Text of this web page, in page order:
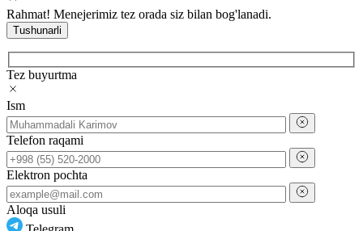
Rahmat! Menejerimiz tez orada siz bilan bog'lanadi.
Tushunarli
Tez buyurtma
Ism
Telefon raqami
Elektron pochta
Aloqa usuli